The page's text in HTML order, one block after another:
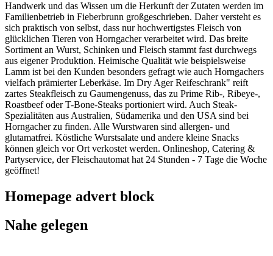
Handwerk und das Wissen um die Herkunft der Zutaten werden im
Familienbetrieb in Fieberbrunn großgeschrieben. Daher versteht es
sich praktisch von selbst, dass nur hochwertigstes Fleisch von
glücklichen Tieren von Horngacher verarbeitet wird. Das breite
Sortiment an Wurst, Schinken und Fleisch stammt fast durchwegs
aus eigener Produktion. Heimische Qualität wie beispielsweise
Lamm ist bei den Kunden besonders gefragt wie auch Horngachers
vielfach prämierter Leberkäse. Im Dry Ager Reifeschrank" reift
zartes Steakfleisch zu Gaumengenuss, das zu Prime Rib-, Ribeye-,
Roastbeef oder T-Bone-Steaks portioniert wird. Auch Steak-
Spezialitäten aus Australien, Südamerika und den USA sind bei
Horngacher zu finden. Alle Wurstwaren sind allergen- und
glutamatfrei. Köstliche Wurstsalate und andere kleine Snacks
können gleich vor Ort verkostet werden. Onlineshop, Catering &
Partyservice, der Fleischautomat hat 24 Stunden - 7 Tage die Woche
geöffnet!
Homepage advert block
Nahe gelegen